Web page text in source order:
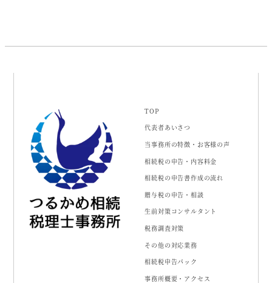
TOP
代表者あいさつ
当事務所の特徴・お客様の声
相続税の申告・内容料金
相続税の申告書作成の流れ
贈与税の申告・相談
生前対策コンサルタント
税務調査対策
その他の対応業務
相続税申告パック
事務所概要・アクセス